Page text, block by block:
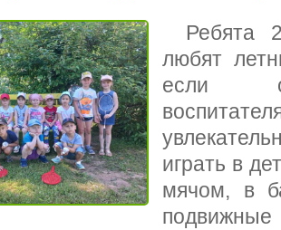
Ребята
любят
если
играть в
мячом, в